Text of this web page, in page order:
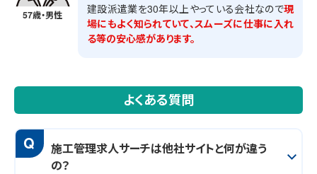
57歳・男性 建設派遣業を30年以上やっている会社なので現
場にもよく知られていて、スムーズに仕事に入れ
る等の安心感があります。
よくある質問
Q
施工管理求人サーチは他社サイトと何が違う
の？